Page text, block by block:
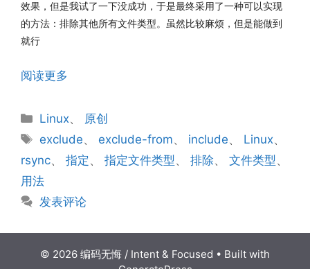
效果，但是我试了一下没成功，于是最终采用了一种可以实现
的方法：排除其他所有文件类型。虽然比较麻烦，但是能做到
就行
阅读更多
分
Linux、 原创
标
exclude、 exclude-from、 include、 Linux、
rsync、 指定 、 指定文件类型、 排除、 文件类型、
用法
发表评论
© 2026 编码无悔 / Intent & Focused • Built with